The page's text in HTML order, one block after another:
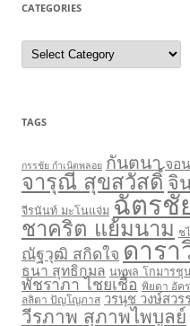
CATEGORIES
C
t
r
TAGS
กรรชัย กำเนิดพลอย กันตนา จอ
จารุณี สุขสวัสดิ์ จิ
จีรนันท์ มะโนแจ่ม ฉัตรชั
ชาคริต แย้มนาม ช
ณัฐวุฒิ สกิดใจ ดารา
ธนา สุทธิกมล นพพล โกมารชุ
พัชราภา ไชยเชื้อ พิยดา อัค
ลลิตา ปัญโญภาส วรนุช วงษ์สวร
วีรภาพ สุภาพไพบูลย์